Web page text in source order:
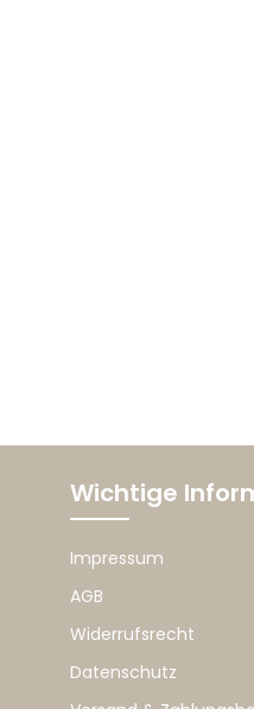
Wichtige
Impressum
AGB
Widerrufsrecht
Datenschutz